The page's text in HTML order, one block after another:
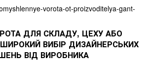
ДЛЯ СКЛАДУ, ЦЕХУ АБО
ВИБІР ДИЗАЙНЕРСЬКИХ
ВІД ВИРОБНИКА